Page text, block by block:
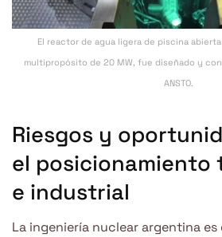
El reactor de agua ligera de piscina abierta
multipropósito de 20 MW, fue diseñado y
ANSTO.
Riesgos y
el posicionamiento
e industrial
La ingeniería nuclear argentina